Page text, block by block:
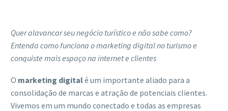
Quer alavancar seu negócio turístico e não sabe como?
Entenda como funciona o marketing digital no turismo e
conquiste mais espaço na internet e clientes
O marketing digitalé um importante aliado para a
consolidação de marcas e atração de potenciais clientes.
Vivemos em um mundo conectado e todas as empresas